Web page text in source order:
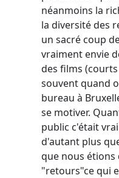
néanmoins la
la diversité des
un sacré coup
vraiment envie
des films
souvent quand
bureau à
se motiver.
public c'était
d'autant plus
que nous étions
"retours"ce qui